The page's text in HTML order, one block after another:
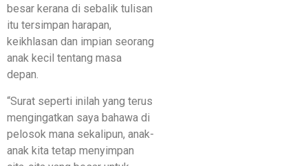
besar kerana di sebalik tulisan
itu tersimpan harapan,
keikhlasan dan impian seorang
anak kecil tentang masa
depan.
“Surat seperti inilah yang terus
mengingatkan saya bahawa di
pelosok mana sekalipun, anak-
anak kita tetap menyimpan